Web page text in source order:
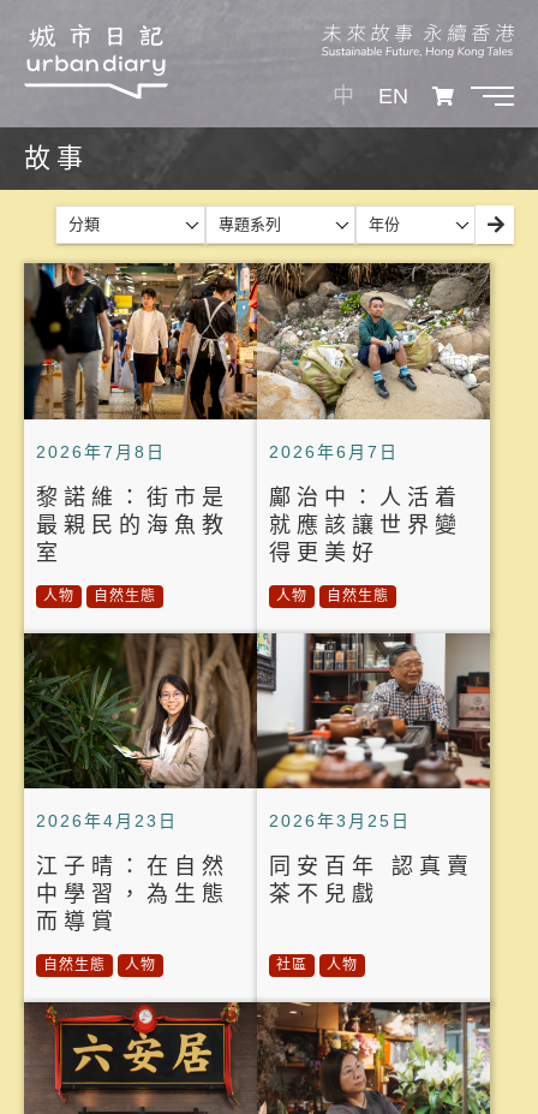
中 EN
故事
分類 專題系列 年份
2026年7月8日
黎諾維：街市是
最親民的海魚教
室
人物 自然生態
2026年6月7日
鄺治中：人活着
就應該讓世界變
得更美好
人物 自然生態
2026年4月23日
江子晴：在自然
中學習，為生態
而導賞
自然生態 人物
2026年3月25日
同安百年 認真賣
茶不兒戲
社區 人物